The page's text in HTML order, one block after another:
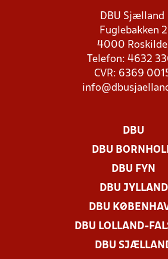
DBU Sjælland
Fuglebakken 2
4000 Roskilde
Telefon: 4632
CVR: 6369
DBU
DBU
DBU FYN
DBU JYLLAND
DBU
DBU LOLLAND-
DBU